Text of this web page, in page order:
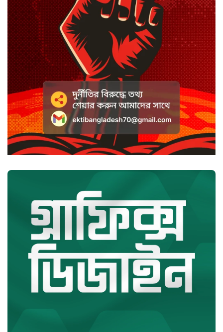
কটাক্ষ আর বিদ্রূপে জমে উঠেছে
ভ্যান্সের রাজনীতি
সৌদি আরবে হুতি হামলায় শিশুসহ
আহত ১১